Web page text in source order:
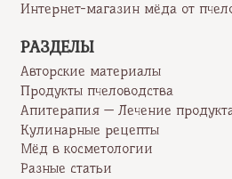
Интернет-магазин мёда от
РАЗДЕЛЫ
Авторские материалы
Продукты пчеловодства
Апитерапия — Лечение
Кулинарные рецепты
Мёд в косметологии
Разные статьи